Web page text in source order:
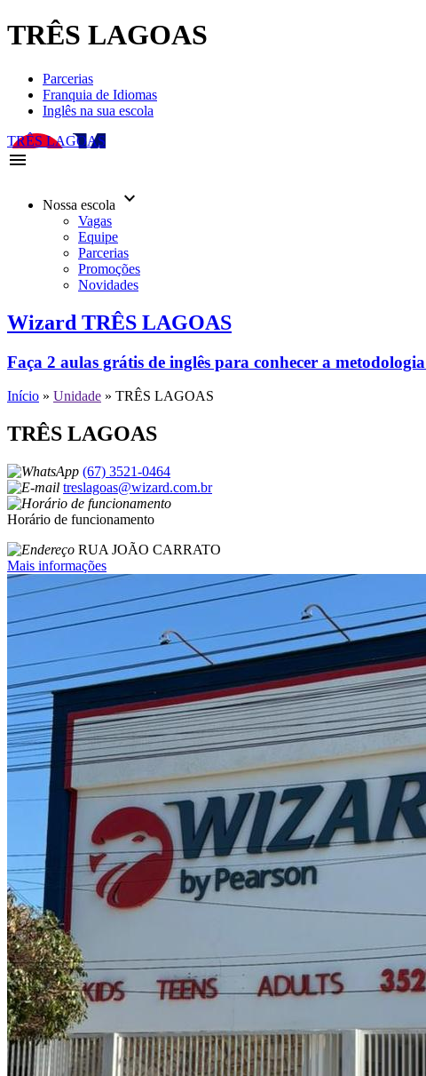
TRÊS LAGOAS
Parcerias
Franquia de Idiomas
Inglês na sua escola
TRÊS LAGOAS
menu
Nossa escola keyboard_arrow_down
Vagas
Equipe
Parcerias
Promoções
Novidades
Wizard TRÊS LAGOAS
Faça 2 aulas grátis de inglês para conhecer a
Início » Unidade » TRÊS LAGOAS
TRÊS LAGOAS
(67) 3521-0464
treslagoas@wizard.com.br
Horário de funcionamento
RUA JOÃO CARRATO
Mais informações